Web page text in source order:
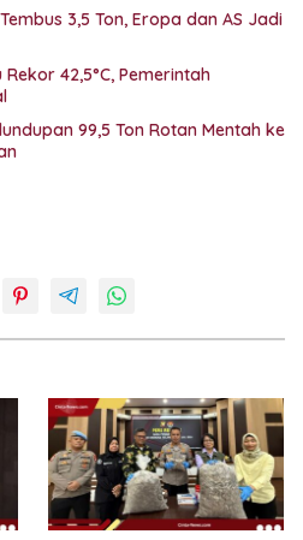
3,5 Ton, Eropa dan AS Jadi
42,5°C, Pemerintah
99,5 Ton Rotan Mentah ke